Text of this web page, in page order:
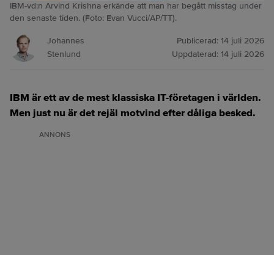
IBM-vd:n Arvind Krishna erkände att man har begått misstag under
den senaste tiden. (Foto: Evan Vucci/AP/TT).
Johannes
Stenlund
Publicerad: 14 juli 2026
Uppdaterad: 14 juli 2026
IBM är ett av de mest klassiska IT-företagen i världen.
Men just nu är det rejäl motvind efter dåliga besked.
ANNONS